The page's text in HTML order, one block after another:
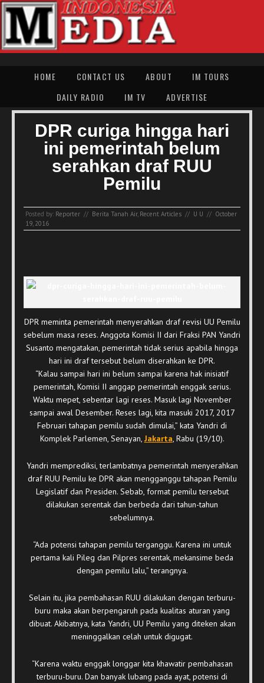
HOME CONTACT US ABOUT
IM TOURS
DAILY RADIO
IM TV ADVERTISE
DPR curiga hingga hari
ini pemerintah belum
serahkan draf RUU
Pemilu
Posted by: Reporter // Berita Tanah Air, Recent Articles // U U // October
19, 2016
DPR meminta pemerintah menyerahkan draf revisi UU Pemilu
sebelum masa reses. Anggota Komisi II dari Fraksi PAN Yandri
Susanto mengatakan, pemerintah tidak serius apabila hingga
hari ini draf tersebut belum diserahkan ke DPR.
“Kalau sampai hari ini belum sampai karena hak inisiatif
pemerintah, Komisi II anggap pemerintah enggak serius.
Waktu mepet, sebentar lagi reses. Masuk lagi November
sampai awal Desember. Reses lagi, kita masuki 2017, 2017
Februari tahapan pemilu sudah dimulai,” kata Yandri di
Komplek Parlemen, Senayan, Jakarta , Rabu (19/10).
Yandri memprediksi, terlambatnya pemerintah menyerahkan
draf RUU Pemilu ke DPR akan mengganggu tahapan Pemilu
Legislatif dan Presiden. Sebab, format pemilu tersebut
dilakukan serentak dan berbeda dari tahun-tahun
sebelumnya.
“Ada potensi tahapan pemilu terganggu. Karena ini untuk
pertama kali Pileg dan Pilpres serentak, mekansime beda
dengan pemilu lalu,” terangnya.
Selain itu, jika pembahasan RUU dilakukan dengan terburu-
buru maka akan berpengaruh pada kualitas aturan yang
dibuat. Akibatnya, kata Yandri, UU Pemilu yang diteken akan
meninggalkan celah untuk digugat.
“Karena waktu enggak longgar kita khawatir pembahasan
terburu-buru. Dan banyak lubang pada ayat, potensi di